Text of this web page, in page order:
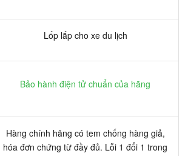
Lốp lắp cho xe du lịch
Bảo hành điện tử chuẩn của hãng
Hàng chính hãng có tem chống hàng giả,
hóa đơn chứng từ đầy đủ. Lỗi 1 đổi 1 trong